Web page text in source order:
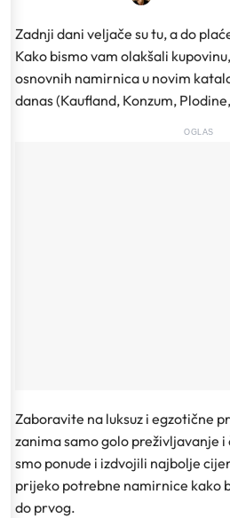
Zadnji dani veljače su tu, a do
Kako bismo vam olakšali
osnovnih namirnica u novim
danas (Kaufland, Konzum,
OGLAS
Zaboravite na luksuz i egzotične
zanima samo golo preživljavanje
smo ponude i izdvojili najbolje
prijeko potrebne namirnice kako
do prvog.